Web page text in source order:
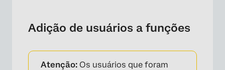
Adição de usuários a funções
Atenção: Os usuários que foram